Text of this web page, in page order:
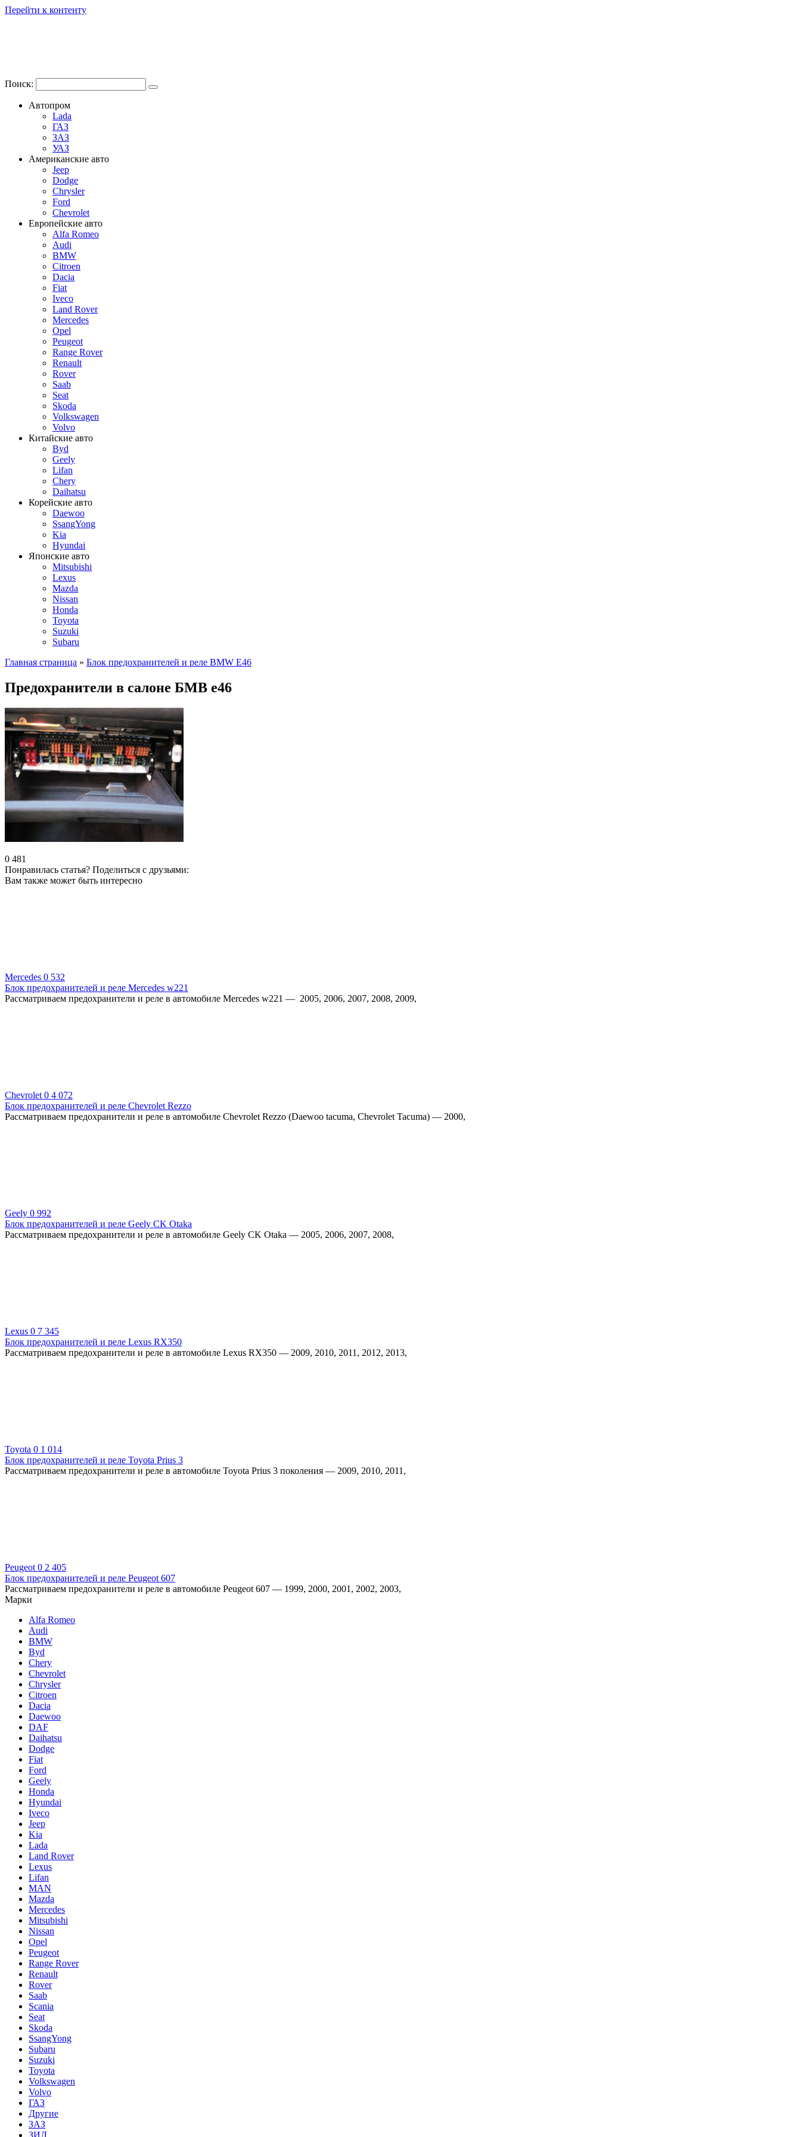
Перейти к контенту
Поиск:
Автопром
Lada
ГАЗ
ЗАЗ
УАЗ
Американские авто
Jeep
Dodge
Chrysler
Ford
Chevrolet
Европейские авто
Alfa Romeo
Audi
BMW
Citroen
Dacia
Fiat
Iveco
Land Rover
Mercedes
Opel
Peugeot
Range Rover
Renault
Rover
Saab
Seat
Skoda
Volkswagen
Volvo
Китайские авто
Byd
Geely
Lifan
Chery
Daihatsu
Корейские авто
Daewoo
SsangYong
Kia
Hyundai
Японские авто
Mitsubishi
Lexus
Mazda
Nissan
Honda
Toyota
Suzuki
Subaru
Главная страница » Блок предохранителей и реле BMW E46
Предохранители в салоне БМВ е46
0 481
Понравилась статья? Поделиться с друзьями:
Вам также может быть интересно
Mercedes 0 532
Блок предохранителей и реле Mercedes w221
Рассматриваем предохранители и реле в автомобиле Mercedes w221 — 2005, 2006, 2007, 2008, 2009,
Chevrolet 0 4 072
Блок предохранителей и реле Chevrolet Rezzo
Рассматриваем предохранители и реле в автомобиле Chevrolet Rezzo (Daewoo tacuma, Chevrolet Tacuma) — 2000,
Geely 0 992
Блок предохранителей и реле Geely CK Otaka
Рассматриваем предохранители и реле в автомобиле Geely CK Otaka — 2005, 2006, 2007, 2008,
Lexus 0 7 345
Блок предохранителей и реле Lexus RX350
Рассматриваем предохранители и реле в автомобиле Lexus RX350 — 2009, 2010, 2011, 2012, 2013,
Toyota 0 1 014
Блок предохранителей и реле Toyota Prius 3
Рассматриваем предохранители и реле в автомобиле Toyota Prius 3 поколения — 2009, 2010, 2011,
Peugeot 0 2 405
Блок предохранителей и реле Peugeot 607
Рассматриваем предохранители и реле в автомобиле Peugeot 607 — 1999, 2000, 2001, 2002, 2003,
Марки
Alfa Romeo
Audi
BMW
Byd
Chery
Chevrolet
Chrysler
Citroen
Dacia
Daewoo
DAF
Daihatsu
Dodge
Fiat
Ford
Geely
Honda
Hyundai
Iveco
Jeep
Kia
Lada
Land Rover
Lexus
Lifan
MAN
Mazda
Mercedes
Mitsubishi
Nissan
Opel
Peugeot
Range Rover
Renault
Rover
Saab
Scania
Seat
Skoda
SsangYong
Subaru
Suzuki
Toyota
Volkswagen
Volvo
ГАЗ
Другие
ЗАЗ
ЗИЛ